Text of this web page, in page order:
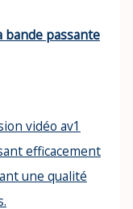
bande passante